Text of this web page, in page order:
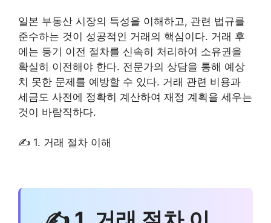
일본 부동산 시장의 특성을 이해하고, 관련 법규를
준수하는 것이 성공적인 거래의 핵심이다. 거래 후
에는 등기 이전 절차를 신속히 처리하여 소유권을
확실히 이전해야 한다. 전문가의 상담을 통해 예상
치 못한 문제를 예방할 수 있다. 거래 관련 비용과
세금도 사전에 정확히 계산하여 재정 계획을 세우는
것이 바람직하다.
✍ 1. 거래 절차 이해